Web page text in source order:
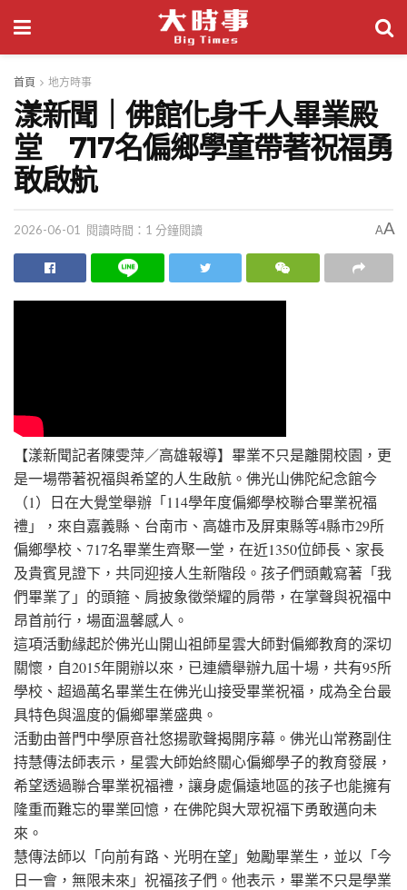
首頁 地方時事
漾新聞｜佛館化身千人畢業殿
堂 717名偏鄉學童帶著祝福勇
敢啟航
2026-06-01 閱讀時間：1 分鐘閱讀 AA
【漾新聞記者陳雯萍／高雄報導】畢業不只是離開校園，更
是一場帶著祝福與希望的人生啟航。佛光山佛陀紀念館今
（1）日在大覺堂舉辦「114學年度偏鄉學校聯合畢業祝福
禮」，來自嘉義縣、台南市、高雄市及屏東縣等4縣市29所
偏鄉學校、717名畢業生齊聚一堂，在近1350位師長、家長
及貴賓見證下，共同迎接人生新階段。孩子們頭戴寫著「我
們畢業了」的頭箍、肩披象徵榮耀的肩帶，在掌聲與祝福中
昂首前行，場面溫馨感人。
這項活動緣起於佛光山開山祖師星雲大師對偏鄉教育的深切
關懷，自2015年開辦以來，已連續舉辦九屆十場，共有95所
學校、超過萬名畢業生在佛光山接受畢業祝福，成為全台最
具特色與溫度的偏鄉畢業盛典。
活動由普門中學原音社悠揚歌聲揭開序幕。佛光山常務副住
持慧傳法師表示，星雲大師始終關心偏鄉學子的教育發展，
希望透過聯合畢業祝福禮，讓身處偏遠地區的孩子也能擁有
隆重而難忘的畢業回憶，在佛陀與大眾祝福下勇敢邁向未
來。
慧傳法師以「向前有路、光明在望」勉勵畢業生，並以「今
日一會，無限未來」祝福孩子們。他表示，畢業不只是學業